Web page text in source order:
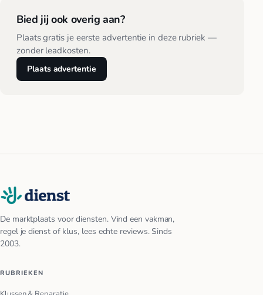
Bied jij ook overig aan?
Plaats gratis je eerste advertentie in deze rubriek —
zonder leadkosten.
Plaats advertentie
De marktplaats voor diensten. Vind een vakman,
regel je dienst of klus, lees echte reviews. Sinds
2003.
RUBRIEKEN